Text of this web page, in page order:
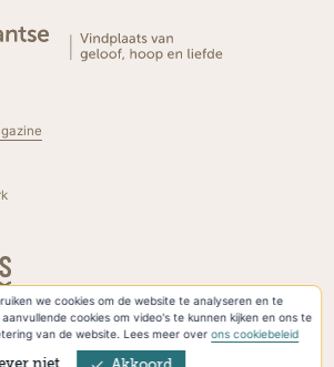
we cookies om de website te analyseren en te
cookies om video's te kunnen kijken en ons te
van de website. Lees meer overons cookiebeleid